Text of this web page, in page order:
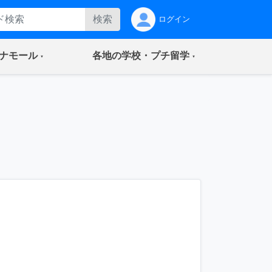
検索 ログイン
モール(current) 各地の学校・プチ留学(current)